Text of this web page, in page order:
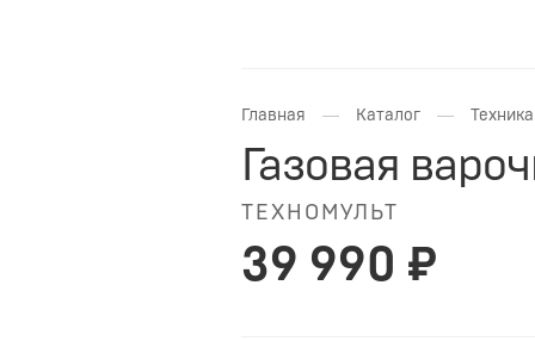
Главная — Каталог —
Газовая
ТЕХНОМУЛЬТ
39 990 ₽